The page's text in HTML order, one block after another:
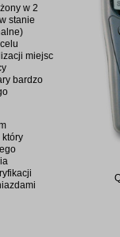
w 2
stanie
miejsc
bardzo